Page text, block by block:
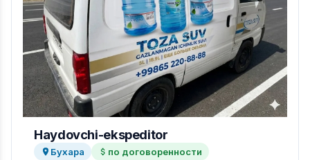
Haydovchi-ekspeditor
Бухара по договоренности